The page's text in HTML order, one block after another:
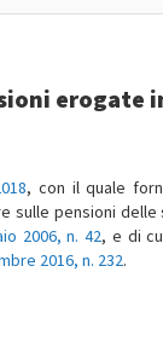
erogate
, con il quale
sulle pensioni
2006, n. 42, e di
2016, n. 232.